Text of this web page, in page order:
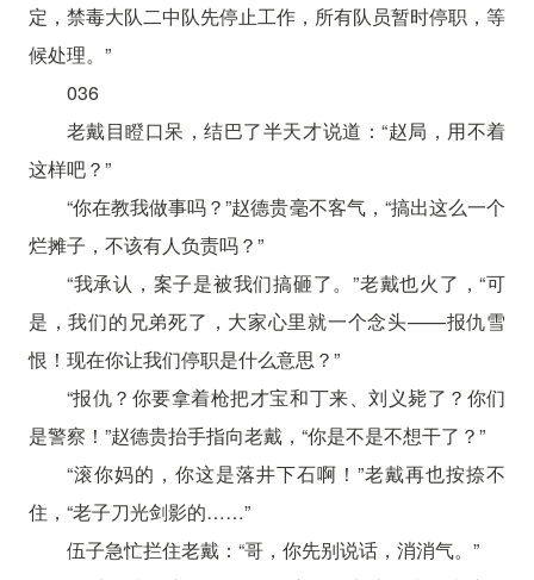
定，禁毒大队二中队先停止工作，所有队员暂时停职，等
候处理。”
036
老戴目瞪口呆，结巴了半天才说道：“赵局，用不着
这样吧？”
“你在教我做事吗？”赵德贵毫不客气，“搞出这么一个
烂摊子，不该有人负责吗？”
“我承认，案子是被我们搞砸了。”老戴也火了，“可
是，我们的兄弟死了，大家心里就一个念头——报仇雪
恨！现在你让我们停职是什么意思？”
“报仇？你要拿着枪把才宝和丁来、刘义毙了？你们
是警察！”赵德贵抬手指向老戴，“你是不是不想干了？”
“滚你妈的，你这是落井下石啊！”老戴再也按捺不
住，“老子刀光剑影的……”
伍子急忙拦住老戴：“哥，你先别说话，消消气。”